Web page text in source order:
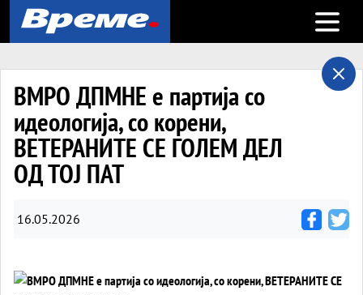
Open
ВМРО ДПМНЕ е партија со
идеологија, со корени,
ВЕТЕРАНИТЕ СЕ ГОЛЕМ ДЕЛ
ОД ТОЈ ПАТ
16.05.2026